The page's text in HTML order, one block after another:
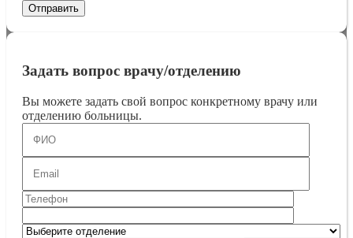
Задать вопрос врачу/отделению
Вы можете задать свой вопрос конкретному врачу или
отделению больницы.